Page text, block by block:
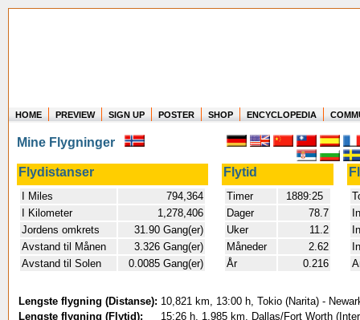
Where in the world have you flown?
How long have you been in the air?
Create your own FlightMemory and see!
HOME PREVIEW SIGN UP POSTER SHOP ENCYCLOPEDIA
Mine Flygninger
Flydistanser Flytid
I Miles
794,364
I Kilometer
1,278,406
Jordens omkrets
31.90 Gang(er)
Avstand til Månen
3.326 Gang(er)
Avstand til Solen
0.0085 Gang(er)
Timer
1889:25
Dager
78.7
Uker
11.2
Måneder
2.62
År
0.216
Lengste flygning (Distanse): 10,821 km, 13:00 h, Tokio (Narita) -
Lengste flygning (Flytid):
15:26 h, 1,985 km, Dallas/Fort Worth